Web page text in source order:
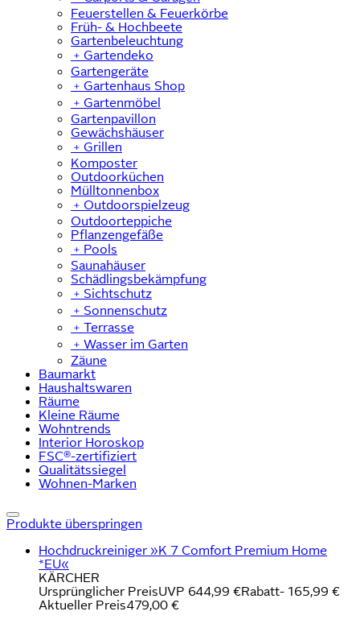
Feuerstellen & Feuerkörbe
Früh- & Hochbeete
Gartenbeleuchtung
﹢ Gartendeko
Gartengeräte
﹢ Gartenhaus Shop
﹢ Gartenmöbel
Gartenpavillon
Gewächshäuser
﹢ Grillen
Komposter
Outdoorküchen
Mülltonnenbox
﹢ Outdoorspielzeug
Outdoorteppiche
Pflanzengefäße
﹢ Pools
Saunahäuser
Schädlingsbekämpfung
﹢ Sichtschutz
﹢ Sonnenschutz
﹢ Terrasse
﹢ Wasser im Garten
Zäune
Baumarkt
Haushaltswaren
Räume
Kleine Räume
Wohntrends
Interior Horoskop
FSC®-zertifiziert
Qualitätssiegel
Wohnen-Marken
Produkte überspringen
Hochdruckreiniger »K 7 Comfort Premium Home
*EU«
KÄRCHER
Ursprünglicher PreisUVP 644,99 €Rabatt- 165,99 €
Aktueller Preis479,00 €